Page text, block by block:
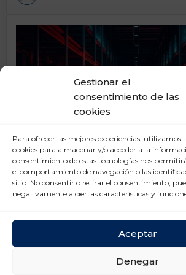
Gestionar el
consentimiento de las
cookies
Para ofrecer las mejores experiencias, utilizamos
cookies para almacenar y/o acceder a la
consentimiento de estas tecnologías nos
el comportamiento de navegación o las
sitio. No consentir o retirar el consentimiento,
negativamente a ciertas características y
Aceptar
Denegar
Octubre 01, 2025
Alumbrado de
¿cómo deben
empresas logísticas?